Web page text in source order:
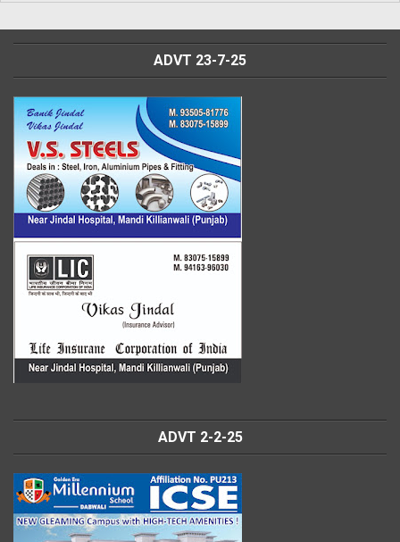
ADVT 23-7-25
ADVT 2-2-25